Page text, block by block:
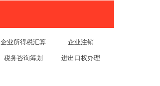
企业所得税汇算 企业注销
税务咨询筹划 进出口权办理